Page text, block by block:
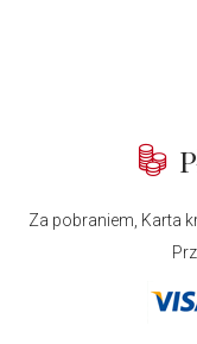
Za pobraniem, Karta